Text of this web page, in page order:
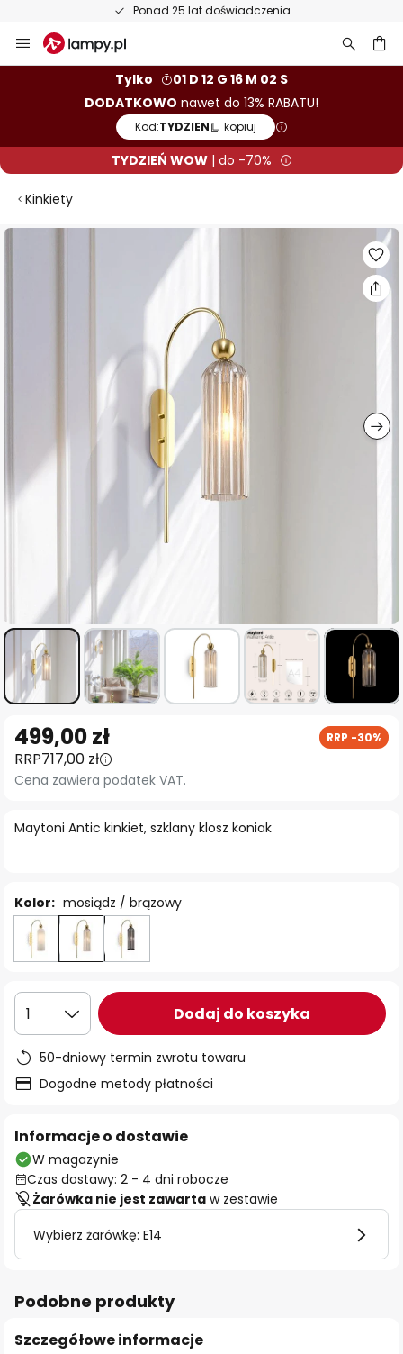
Ponad 25 lat doświadczenia
Przejdź
do
Tylko
01 D 12 G 16 M 01 S
DODATKOWO nawet do 13% RABATU!
Kod:TYDZIEN kopiuj
TYDZIEŃ WOW| do -70%
Kinkiety
Przejdź
na
początek
galerii
Maytoni Antic kinkiet, szklany klosz koniak
499,00 zł RRP -30%
RRP717,00 zł
Cena zawiera podatek VAT.
Kolor: mosiądz / brązowy
1 Dodaj do koszyka
50-dniowy termin zwrotu towaru
Dogodne metody płatności
Informacje o dostawie
W magazynie
Czas dostawy: 2 - 4 dni robocze
Żarówka nie jest zawarta w zestawie
Wybierz żarówkę: E14
Podobne produkty
Szczegółowe informacje